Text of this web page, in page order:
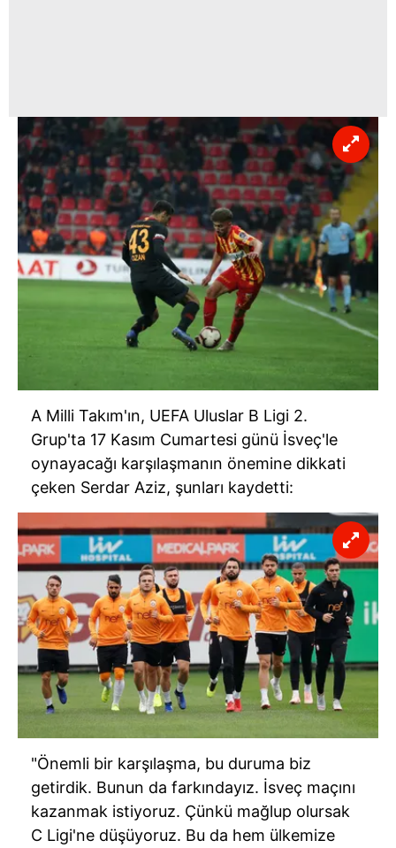
için Ayarlar butonuna tıklayabilir,
Çerez Bilgilendirme
Metnimizi
ziyaret edebilirsiniz.
6698 sayılı Kişisel Verilerin Korunması Kanunu uyarınca
hazırlanmış Aydınlatma Metnimizi okumak ve sitemizde
ilgili mevzuata uygun olarak kullanılan çerezlerle ilgili bilgi
almak için lütfentıklayınız.
A Milli Takım'ın, UEFA Uluslar B Ligi 2.
Grup'ta 17 Kasım Cumartesi günü İsveç'le
oynayacağı karşılaşmanın önemine dikkati
çeken Serdar Aziz, şunları kaydetti:
"Önemli bir karşılaşma, bu duruma biz
getirdik. Bunun da farkındayız. İsveç maçını
kazanmak istiyoruz. Çünkü mağlup olursak
C Ligi'ne düşüyoruz. Bu da hem ülkemize